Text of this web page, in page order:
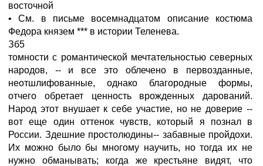
восточной
• См. в письме восемнадцатом описание костюма
Федора князем *** в истории Теленева.
Зб5
томности с романтической мечтательностью северных
народов, -- и все это облечено в первозданные,
неотшлифованные, однако благородные формы,
отчего обретает ценность врожденных дарований.
Народ этот внушает к себе участие, но не доверие --
вот еще один оттенок чувств, который я познал в
России. Здешние простолюдины-- забавные пройдохи.
Их можно было бы многому научить, но тогда их не
нужно обманывать; когда же крестьяне видят, что